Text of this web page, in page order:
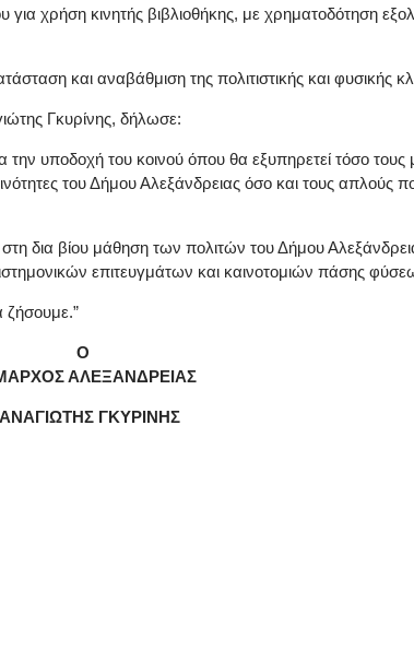
χρήση κινητής βιβλιοθήκης, με χρηματοδότηση
και αναβάθμιση της πολιτιστικής και φυσικής
Γκυρίνης, δήλωσε:
υποδοχή του κοινού όπου θα εξυπηρετεί τόσο
του Δήμου Αλεξάνδρειας όσο και τους απλούς
δια βίου μάθηση των πολιτών του Δήμου
επιτευγμάτων και καινοτομιών πάσης
ζήσουμε.”
Ο
ΑΛΕΞΑΝΔΡΕΙΑΣ
ΓΚΥΡΙΝΗΣ